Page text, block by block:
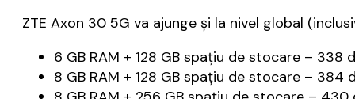
ZTE Axon 30 5G va ajunge şi la nivel global
6 GB RAM + 128 GB spaţiu de stocare – 338
8 GB RAM + 128 GB spaţiu de stocare – 384